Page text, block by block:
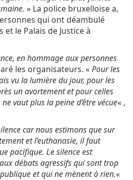
» La police bruxelloise a,
qui ont déambulé
le Palais de Justice à
en hommage aux personnes
les organisateurs. «Pour les
vu la lumière du jour, pour les
un avortement et pour celles
vaut plus la peine d’être vécue« ,
car nous estimons que sur
et l’euthanasie, il faut
pacifique. Le silence est
débats agressifs qui sont trop
et qui ne mènent à rien.«